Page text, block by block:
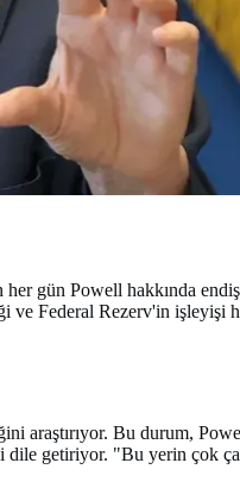
her gün Powell hakkında
ve Federal Rezerv'in işleyişi
araştırıyor. Bu durum,
getiriyor. "Bu yerin çok